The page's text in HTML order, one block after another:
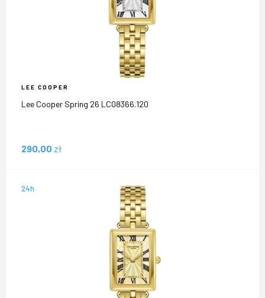
LEE COOPER
Lee Cooper Spring 26 LC08366.120
290,00 zł
24h